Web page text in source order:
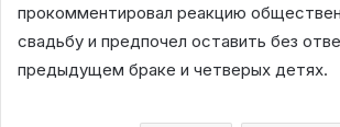
прокомментировал реакцию
свадьбу и предпочел оставить без
предыдущем браке и четверых детях.